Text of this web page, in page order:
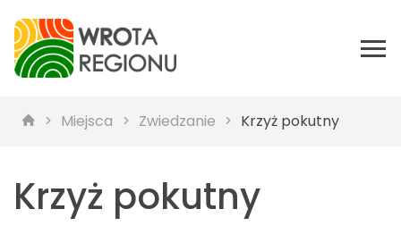
Miejsca Zwiedzanie Krzyż pokutny
Krzyż pokutny